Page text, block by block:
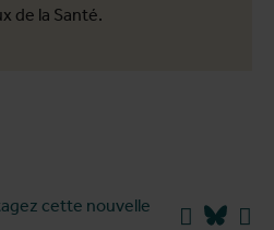
de la Santé.
cette nouvelle
Facebook